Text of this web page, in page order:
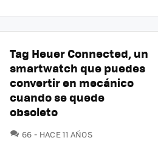
Tag Heuer Connected, un
smartwatch que puedes
convertir en mecánico
cuando se quede
obsoleto
66 COMENTARIOS
HACE 11 AÑOS